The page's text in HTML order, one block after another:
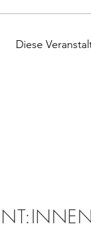
Diese